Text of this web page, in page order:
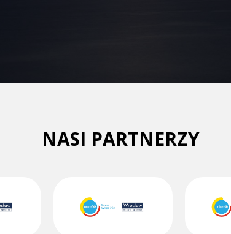
NASI PARTNERZY